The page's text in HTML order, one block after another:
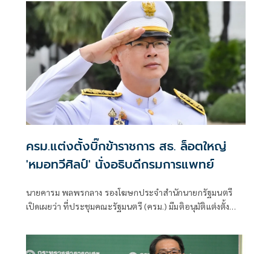
ครม.แต่งตั้งบิ๊กข้าราชการ สธ. ล็อตใหญ่
'หมอทวีศิลป์' นั่งอธิบดีกรมการแพทย์
นายคารม พลพรกลาง รองโฆษกประจำสำนักนายกรัฐมนตรี
เปิดเผยว่า ที่ประชุมคณะรัฐมนตรี (ครม.) มีมติอนุมัติแต่งตั้ง
พลเรือนสามัญ สังกัดสำนักนายกรัฐมนตรี ให้ดำรงตำแหน่ง
ประเภทวิชาการระดับทรงคุณวุฒิจำนวน 2 ราย